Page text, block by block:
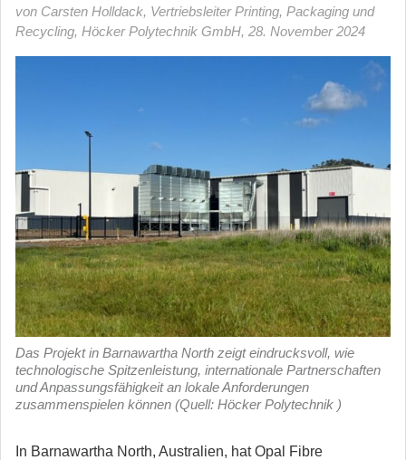
von Carsten Holldack, Vertriebsleiter Printing, Packaging und
Recycling, Höcker Polytechnik GmbH, 28. November 2024
Das Projekt in Barnawartha North zeigt eindrucksvoll, wie
technologische Spitzenleistung, internationale Partnerschaften
und Anpassungsfähigkeit an lokale Anforderungen
zusammenspielen können (Quell: Höcker Polytechnik )
In Barnawartha North, Australien, hat Opal Fibre